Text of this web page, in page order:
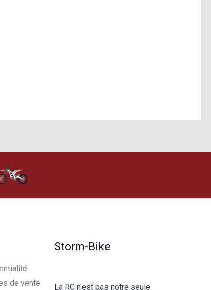
de vente
Storm-Bike
La RC n'est pas notre seule